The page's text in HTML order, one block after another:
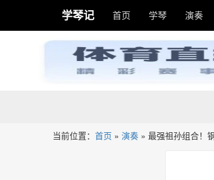
学琴记 首页 学琴 演奏
当前位置： 首页 » 演奏 » 最强祖孙组合！